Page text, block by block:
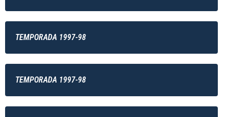
TEMPORADA 1997-98
TEMPORADA 1997-98